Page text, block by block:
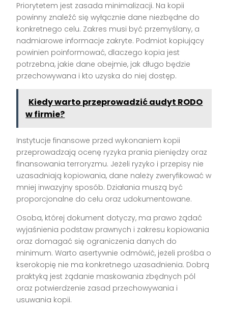
Priorytetem jest zasada minimalizacji. Na kopii
powinny znaleźć się wyłącznie dane niezbędne do
konkretnego celu. Zakres musi być przemyślany, a
nadmiarowe informacje zakryte. Podmiot kopiujący
powinien poinformować, dlaczego kopia jest
potrzebna, jakie dane obejmie, jak długo będzie
przechowywana i kto uzyska do niej dostęp.
Kiedy warto przeprowadzić audyt RODO
w firmie?
Instytucje finansowe przed wykonaniem kopii
przeprowadzają ocenę ryzyka prania pieniędzy oraz
finansowania terroryzmu. Jeżeli ryzyko i przepisy nie
uzasadniają kopiowania, dane należy zweryfikować w
mniej inwazyjny sposób. Działania muszą być
proporcjonalne do celu oraz udokumentowane.
Osoba, której dokument dotyczy, ma prawo żądać
wyjaśnienia podstaw prawnych i zakresu kopiowania
oraz domagać się ograniczenia danych do
minimum. Warto asertywnie odmówić, jeżeli prośba o
kserokopię nie ma konkretnego uzasadnienia. Dobrą
praktyką jest żądanie maskowania zbędnych pól
oraz potwierdzenie zasad przechowywania i
usuwania kopii.